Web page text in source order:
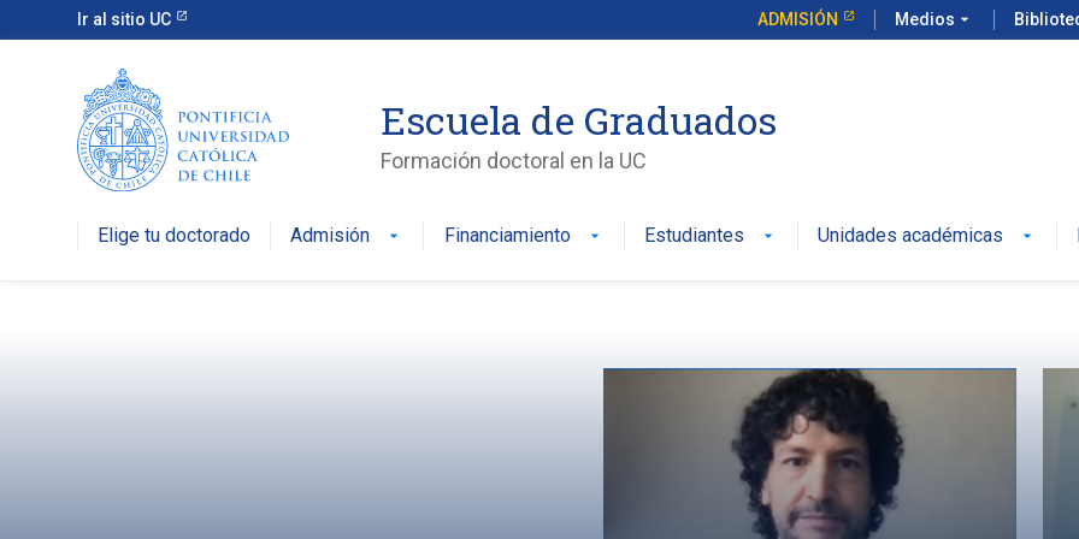
Ir al sitio UC ADMISIÓN Medios arrow_drop_down
Escuela de Graduados
Formación doctoral en la UC
Elige tu doctorado Admisión Financiamiento Estudiantes Unidades académicas